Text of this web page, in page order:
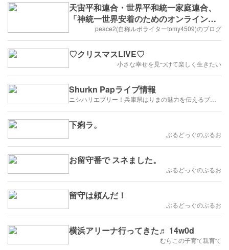
天宙平和連合・世界平和統一家庭連合、
「神統一世界安着のためのオンライン
100万希望前進大会」開催
peace2(自称ルポライターtomy4509)のブログ
♡クリスマスLIVE♡
小さな幸せを見つけて楽しく生きたい
Shurkn Papライブ情報
下痢ラ。
ぶるどっぐのぶるお
お留守番で スネました。
ぶるどっぐのぶるお
留守は頼んだ！
ぶるどっぐのぶるお
横浜アリーナ行ってきた♬ 14w0d
むらこの子育て親育て